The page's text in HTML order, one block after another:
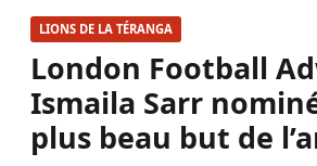
LIONS DE LA TÉRANGA
London Football
Ismaila Sarr
plus beau but de